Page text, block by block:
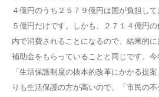
４億円のうち２５７９億円は国が負担し
５億円だけです。しかも、２７１４億円
内で消費されることになるので、結果的
補助金をもらっていることと同じです。
「生活保護制度の抜本的改革にかかる提
りも生活保護の方が高いので、「市民の